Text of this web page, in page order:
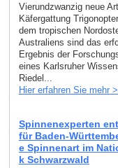
Vierundzwanzig neue
Käfergattung
dem tropischen
Australiens sind das
Ergebnis der
eines Karlsruher
Riedel...
Hier erfahren Sie mehr
Spinnenexperten
für Baden-
e Spinnenart im
k Schwarzwald